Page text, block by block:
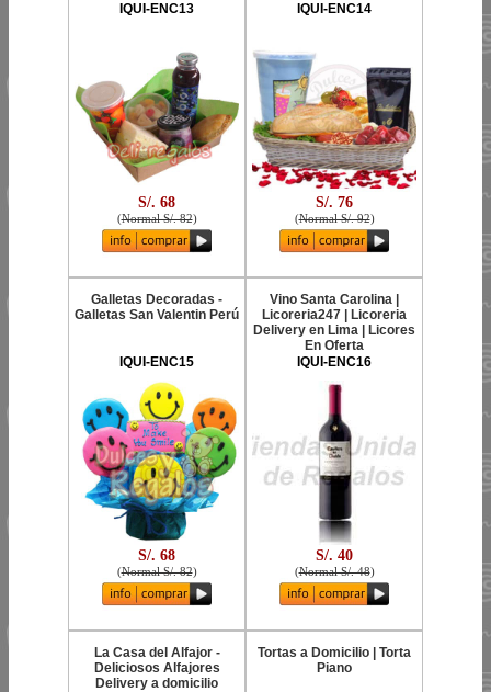
IQUI-ENC13
S/. 68
(Normal S/. 82)
IQUI-ENC14
S/. 76
(Normal S/. 92)
Galletas Decoradas -
Galletas San Valentin Perú
IQUI-ENC15
S/. 68
(Normal S/. 82)
Vino Santa Carolina |
Licoreria247 | Licoreria
Delivery en Lima | Licores
En Oferta
IQUI-ENC16
S/. 40
(Normal S/. 48)
La Casa del Alfajor -
Deliciosos Alfajores
Delivery a domicilio
Tortas a Domicilio | Torta
Piano